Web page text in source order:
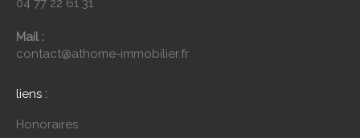
Mail :
contact@athome-immobilier.fr
liens :
Honoraires